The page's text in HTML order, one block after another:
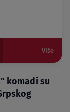
Više
komadi su